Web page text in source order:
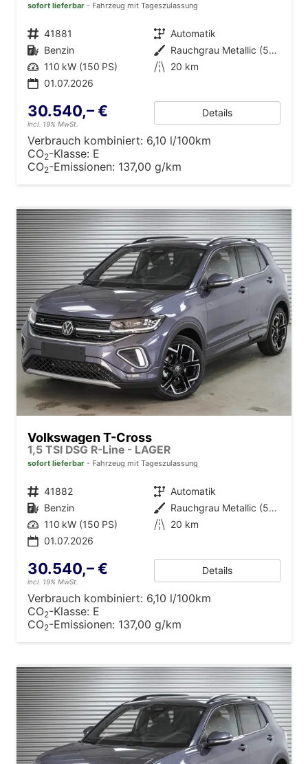
sofort lieferbar Fahrzeug mit Tageszulassung
Fahrzeugnr. 41881 Getriebe Automatik
Kraftstoff Benzin Außenfarbe
Rauchgrau Metallic (5W)
Leistung 110 kW (150 PS) Kilometerstand 20 km
01.07.2026
30.540,– €
incl. 19% MwSt.
Details
Verbrauch kombiniert: 6,10 l/100km
CO2-Klasse: E
CO2-Emissionen: 137,00 g/km
Volkswagen T-Cross
1,5 TSI DSG R-Line - LAGER
sofort lieferbar Fahrzeug mit Tageszulassung
Fahrzeugnr. 41882 Getriebe Automatik
Kraftstoff Benzin Außenfarbe
Rauchgrau Metallic (5W)
Leistung 110 kW (150 PS) Kilometerstand 20 km
01.07.2026
30.540,– €
incl. 19% MwSt.
Details
Verbrauch kombiniert: 6,10 l/100km
CO2-Klasse: E
CO2-Emissionen: 137,00 g/km